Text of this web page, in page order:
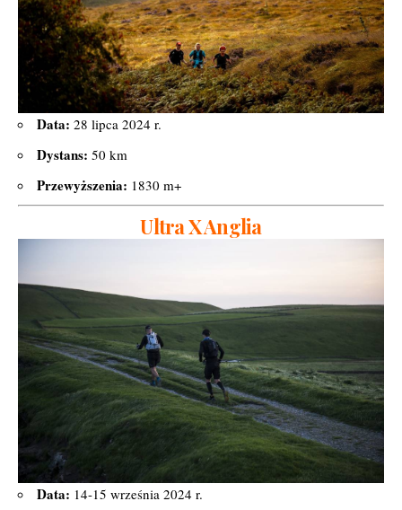
Data: 28 lipca 2024 r.
Dystans: 50 km
Przewyższenia: 1830 m+
Ultra X Anglia
Data: 14-15 września 2024 r.